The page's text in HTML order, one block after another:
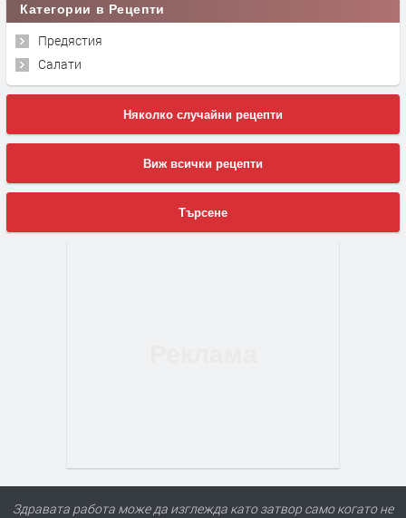
Категории в Рецепти
Предястия
Салати
Няколко случайни рецепти
Виж всички рецепти
Търсене
Здравата работа може да изглежда като затвор само когато не